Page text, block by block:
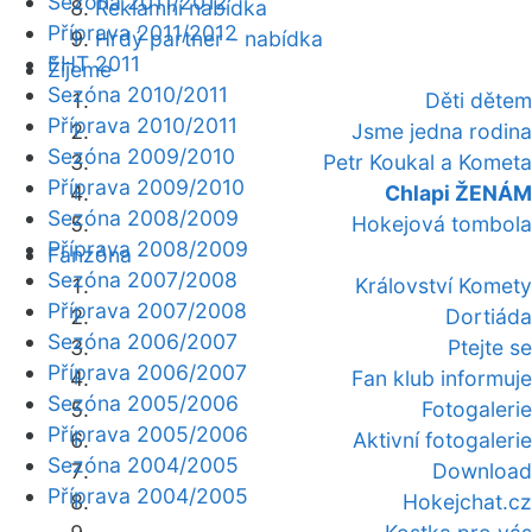
Reklamní nabídka
Hrdý partner - nabídka
Žijeme
Děti dětem
Jsme jedna rodina
Petr Koukal a Kometa
Chlapi ŽENÁM
Hokejová tombola
Fanzóna
Království Komety
Dortiáda
Ptejte se
Fan klub informuje
Fotogalerie
Aktivní fotogalerie
Download
Hokejchat.cz
Příprava 2011/2012
EHT 2011
Sezóna 2010/2011
Příprava 2010/2011
Sezóna 2009/2010
Příprava 2009/2010
Sezóna 2008/2009
Příprava 2008/2009
Sezóna 2007/2008
Příprava 2007/2008
Sezóna 2006/2007
Příprava 2006/2007
Sezóna 2005/2006
Příprava 2005/2006
Sezóna 2004/2005
Příprava 2004/2005